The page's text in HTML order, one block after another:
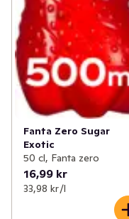
Fanta Zero Sugar
Exotic
50 cl, Fanta zero
16,99 kr
33,98 kr /l